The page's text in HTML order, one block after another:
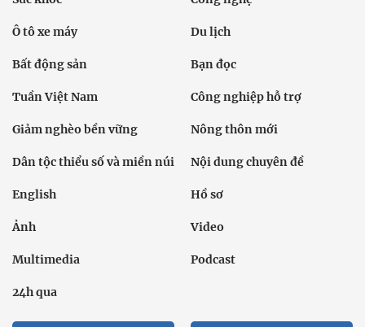
Ô tô xe máy Du lịch
Bất động sản Bạn đọc
Tuần Việt Nam Công nghiệp hỗ trợ
Giảm nghèo bền vững Nông thôn mới
Dân tộc thiểu số và miền núi Nội dung chuyên đề
English Hồ sơ
Ảnh Video
Multimedia Podcast
24h qua